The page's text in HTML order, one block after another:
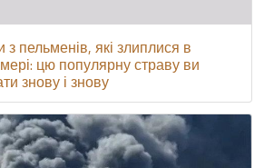
пельменів, які злиплися в
цю популярну страву ви
знову і знову